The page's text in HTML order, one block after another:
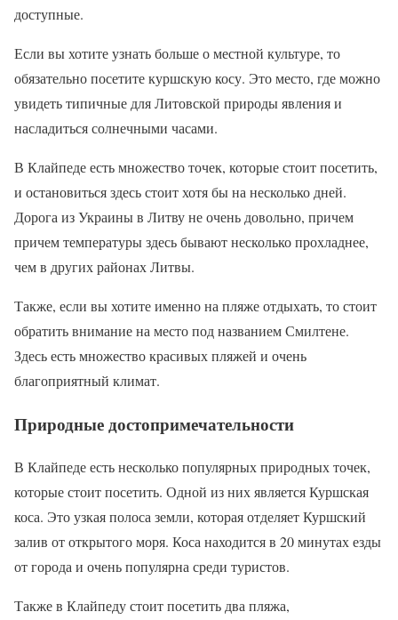
доступные.
Если вы хотите узнать больше о местной культуре, то
обязательно посетите куршскую косу. Это место, где можно
увидеть типичные для Литовской природы явления и
насладиться солнечными часами.
В Клайпеде есть множество точек, которые стоит посетить,
и остановиться здесь стоит хотя бы на несколько дней.
Дорога из Украины в Литву не очень довольно, причем
причем температуры здесь бывают несколько прохладнее,
чем в других районах Литвы.
Также, если вы хотите именно на пляже отдыхать, то стоит
обратить внимание на место под названием Смилтене.
Здесь есть множество красивых пляжей и очень
благоприятный климат.
Природные достопримечательности
В Клайпеде есть несколько популярных природных точек,
которые стоит посетить. Одной из них является Куршская
коса. Это узкая полоса земли, которая отделяет Куршский
залив от открытого моря. Коса находится в 20 минутах езды
от города и очень популярна среди туристов.
Также в Клайпеду стоит посетить два пляжа,